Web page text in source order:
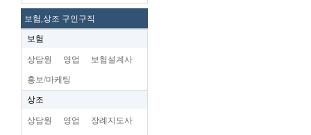
보험,상조 구인구직
보험
상담원 영업 보험설계사
홍보/마케팅
상조
상담원 영업 장례지도사